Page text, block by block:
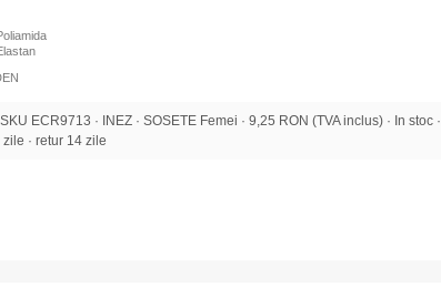
SKU ECR9713 · INEZ · SOSETE Femei · 9,25 RON (TVA inclus) · In stoc ·
· retur 14 zile